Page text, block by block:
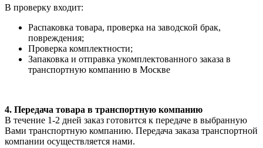
В проверку входит:
Распаковка товара, проверка на заводской брак,
повреждения;
Проверка комплектности;
Запаковка и отправка укомплектованного заказа в
транспортную компанию в Москве
4. Передача товара в транспортную компанию
В течение 1-2 дней заказ готовится к передаче в выбранную
Вами транспортную компанию. Передача заказа транспортной
компании осуществляется нами.